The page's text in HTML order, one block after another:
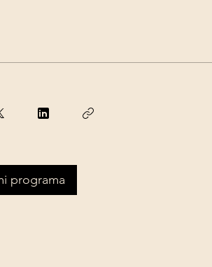
programa